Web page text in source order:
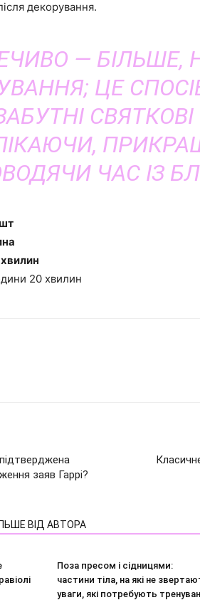
декорування.
— БІЛЬШЕ,
ЦЕ
ЧАС ІЗ
20 хвилин
заяв Гаррі?
ВІД АВТОРА
Поза пресом і сідницями:
частини тіла, на які не
уваги, які потребують